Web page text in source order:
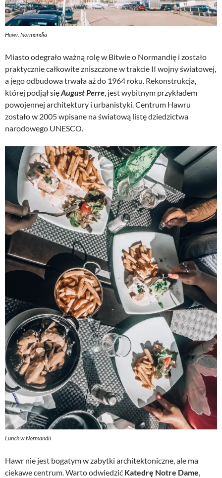
Hawr, Normandia
Miasto odegrało ważną rolę w Bitwie o Normandię i zostało
praktycznie całkowite zniszczone w trakcie II wojny światowej,
a jego odbudowa trwała aż do 1964 roku. Rekonstrukcja,
której podjął sięAugust Perre, jest wybitnym przykładem
powojennej architektury i urbanistyki. Centrum Hawru
zostało w 2005 wpisane na światową listę dziedzictwa
narodowego UNESCO.
Lunch w Normandii
Hawr nie jest bogatym w zabytki architektoniczne, ale ma
ciekawe centrum. Warto odwiedzić Katedrę Notre Dame,